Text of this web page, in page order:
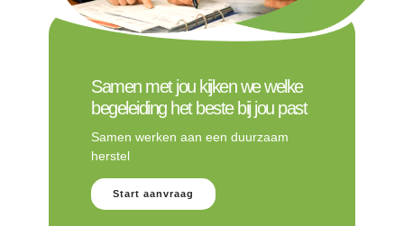
Samen met jou kijken we welke
begeleiding het beste bij jou past
Samen werken aan een duurzaam
herstel
Start aanvraag